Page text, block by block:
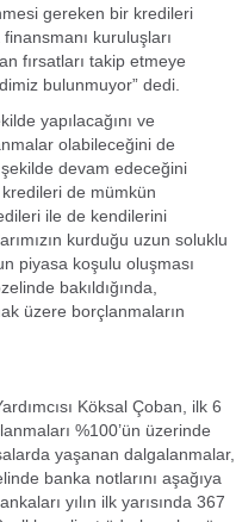
gereken bir kredileri
kuruluşları
fırsatları takip etmeye
bulunmuyor” dedi.
yapılacağını ve
olabileceğini de
devam edeceğini
de mümkün
ile de kendilerini
kurduğu uzun soluklu
piyasa koşulu oluşması
bakıldığında,
üzere borçlanmaların
Köksal Çoban, ilk 6
%100’ün üzerinde
yaşanan dalgalanmalar,
banka notlarını aşağıya
yılın ilk yarısında 367